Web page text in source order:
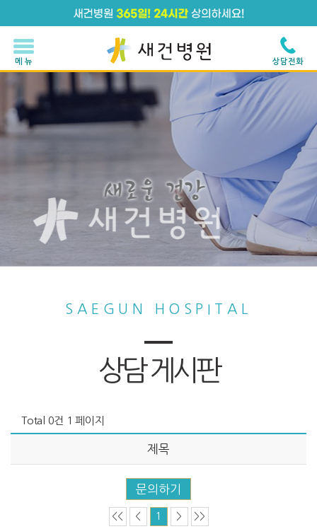
메 뉴 상담전화
SAEGUN HOSPITAL
상담 게시판
Total 0건 1 페이지
제목
문의하기
<< < 1 > >>